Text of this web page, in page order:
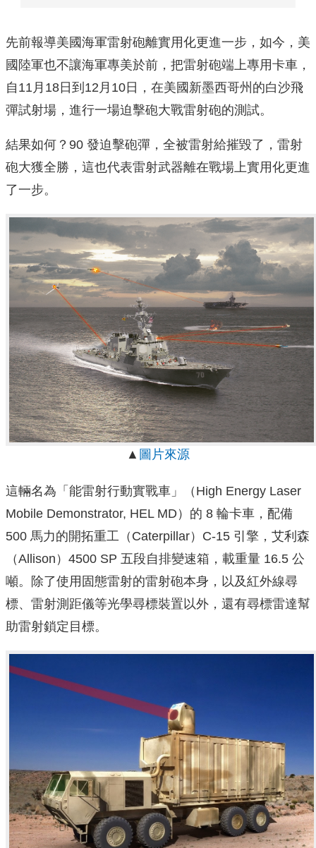
先前報導美國海軍雷射砲離實用化更進一步，如今，美
國陸軍也不讓海軍專美於前，把雷射砲端上專用卡車，
自11月18日到12月10日，在美國新墨西哥州的白沙飛
彈試射場，進行一場迫擊砲大戰雷射砲的測試。
結果如何？90 發迫擊砲彈，全被雷射給摧毀了，雷射
砲大獲全勝，這也代表雷射武器離在戰場上實用化更進
了一步。
▲ 圖片來源
這輛名為「能雷射行動實戰車」（High Energy Laser
Mobile Demonstrator, HEL MD）的 8 輪卡車，配備
500 馬力的開拓重工（Caterpillar）C-15 引擎，艾利森
（Allison）4500 SP 五段自排變速箱，載重量 16.5 公
噸。除了使用固態雷射的雷射砲本身，以及紅外線尋
標、雷射測距儀等光學尋標裝置以外，還有尋標雷達幫
助雷射鎖定目標。